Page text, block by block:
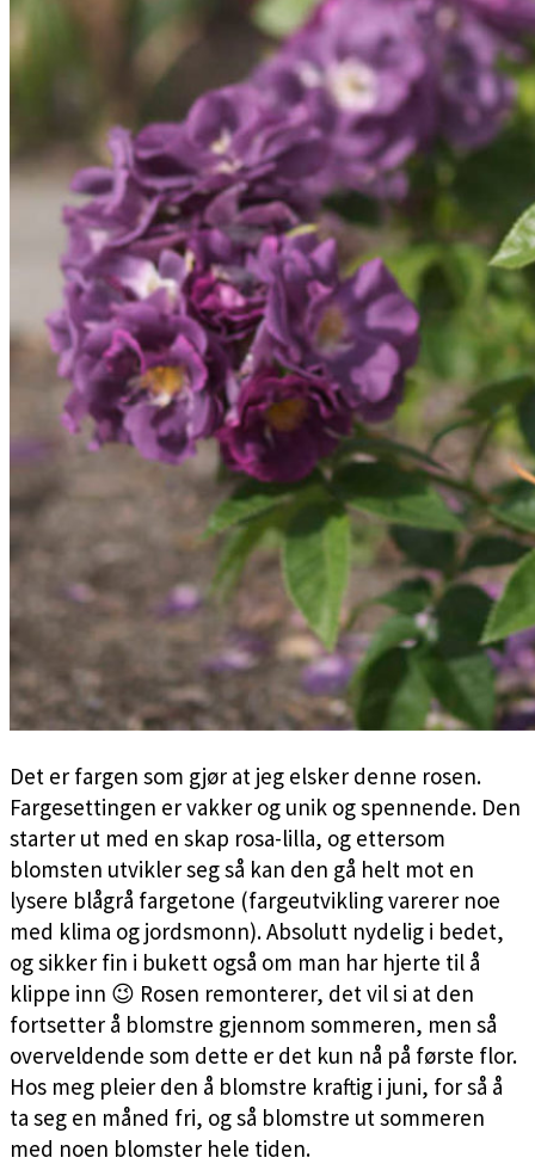
Det er fargen som gjør at jeg elsker denne rosen.
Fargesettingen er vakker og unik og spennende. Den
starter ut med en skap rosa-lilla, og ettersom
blomsten utvikler seg så kan den gå helt mot en
lysere blågrå fargetone (fargeutvikling varerer noe
med klima og jordsmonn). Absolutt nydelig i bedet,
og sikker fin i bukett også om man har hjerte til å
klippe inn 😉 Rosen remonterer, det vil si at den
fortsetter å blomstre gjennom sommeren, men så
overveldende som dette er det kun nå på første flor.
Hos meg pleier den å blomstre kraftig i juni, for så å
ta seg en måned fri, og så blomstre ut sommeren
med noen blomster hele tiden.